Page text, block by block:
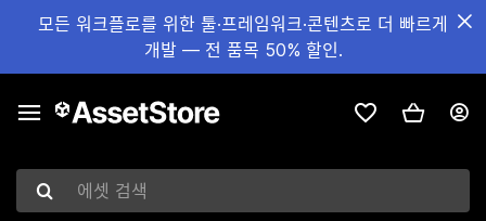
모든 워크플로를 위한 툴·프레임워크·콘텐츠로 더 빠르게
개발 — 전 품목 50% 할인.
에셋 검색